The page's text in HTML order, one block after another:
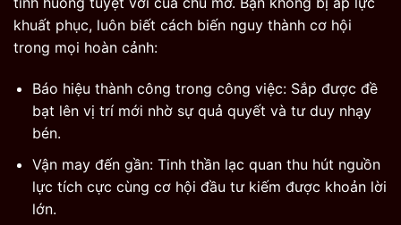
khuất phục, luôn biết cách biến nguy thành cơ hội
trong mọi hoàn cảnh:
Báo hiệu thành công trong công việc: Sắp được đề
bạt lên vị trí mới nhờ sự quả quyết và tư duy nhạy
bén.
Vận may đến gần: Tinh thần lạc quan thu hút nguồn
lực tích cực cùng cơ hội đầu tư kiếm được khoản lời
lớn.